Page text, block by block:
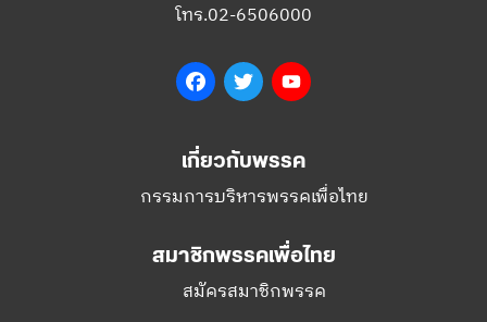
โทร.02-6506000
FacebookTwitter
เกี่ยวกับพรรค
กรรมการบริหารพรรคเพื่อไทย
สมาชิกพรรคเพื่อไทย
สมัครสมาชิกพรรค